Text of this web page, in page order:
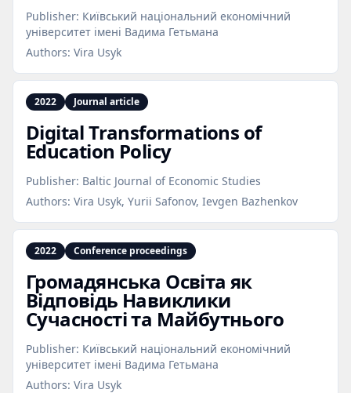
Publisher: Київський національний економічний
університет імені Вадима Гетьмана
Authors: Vira Usyk
2022 Journal article
Digital Transformations of
Education Policy
Publisher: Baltic Journal of Economic Studies
Authors: Vira Usyk, Yurii Safonov, Ievgen Bazhenkov
2022 Conference proceedings
Громадянська Освіта як
Відповідь Навиклики
Сучасності та Майбутнього
Publisher: Київський національний економічний
університет імені Вадима Гетьмана
Authors: Vira Usyk